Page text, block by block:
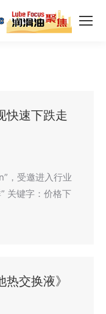
快速下跌走
，受邀进入行业
关键字：价格下
热交换液》